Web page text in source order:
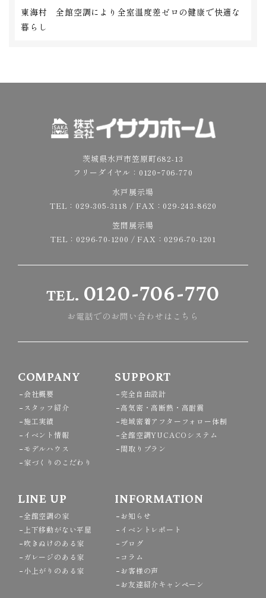
東海村 全館空調により全室温度差ゼロの健康で快適な
暮らし
茨城県水戸市笠原町682-13
フリーダイヤル： 0120ｰ706-770
水戸展示場
TEL： 029-305-3118 / FAX：029-243-8620
笠間展示場
TEL： 0296-70-1200 / FAX：0296-70-1201
TEL. 0120-706-770
お電話でのお問い合わせはこちら
COMPANY
会社概要
スタッフ紹介
施工実績
イベント情報
モデルハウス
家づくりのこだわり
SUPPORT
完全自由設計
高気密・高断熱・高耐震
地域密着アフターフォロー体制
全館空調YUCACOシステム
間取りプラン
LINE UP
全館空調の家
上下移動がない平屋
吹きぬけのある家
ガレージのある家
小上がりのある家
INFORMATION
お知らせ
イベントレポート
ブログ
コラム
お客様の声
お友達紹介キャンペーン